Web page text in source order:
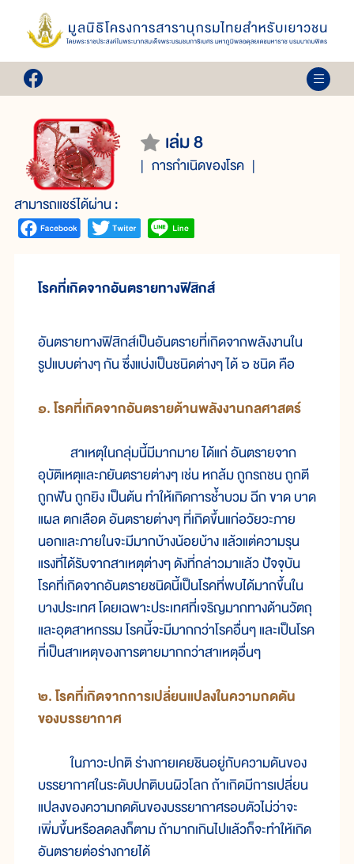
เล่ม 8
การกำเนิดของโรค
สามารถแชร์ได้ผ่าน :
โรคที่เกิดจากอันตรายทางฟิสิกส์
อันตรายทางฟิสิกส์เป็นอันตรายที่เกิดจากพลังงานใน
รูปแบบต่างๆ กัน ซึ่งแบ่งเป็นชนิดต่างๆ ได้ ๖ ชนิด คือ
๑. โรคที่เกิดจากอันตรายด้านพลังงานกลศาสตร์
สาเหตุในกลุ่มนี้มีมากมาย ได้แก่ อันตรายจาก
อุบัติเหตุและภยันตรายต่างๆ เช่น หกล้ม ถูกรถชน ถูกตี
ถูกฟัน ถูกยิง เป็นต้น ทำให้เกิดการช้ำบวม ฉีก ขาด บาด
แผล ตกเลือด อันตรายต่างๆ ที่เกิดขึ้นแก่อวัยวะภาย
นอกและภายในจะมีมากบ้างน้อยบ้าง แล้วแต่ความรุน
แรงที่ได้รับจากสาเหตุต่างๆ ดังที่กล่าวมาแล้ว ปัจจุบัน
โรคที่เกิดจากอันตรายชนิดนี้เป็นโรคที่พบได้มากขึ้นใน
บางประเทศ โดยเฉพาะประเทศที่เจริญมากทางด้านวัตถุ
และอุตสาหกรรม โรคนี้จะมีมากกว่าโรคอื่นๆ และเป็นโรค
ที่เป็นสาเหตุของการตายมากกว่าสาเหตุอื่นๆ
๒. โรคที่เกิดจากการเปลี่ยนแปลงในความกดดัน
ของบรรยากาศ
ในภาวะปกติ ร่างกายเคยชินอยู่กับความดันของ
บรรยากาศในระดับปกติบนผิวโลก ถ้าเกิดมีการเปลี่ยน
แปลงของความกดดันของบรรยากาศรอบตัวไม่ว่าจะ
เพิ่มขึ้นหรือลดลงก็ตาม ถ้ามากเกินไปแล้วก็จะทำให้เกิด
อันตรายต่อร่างกายได้